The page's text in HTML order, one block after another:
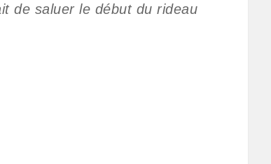
de saluer le début du rideau